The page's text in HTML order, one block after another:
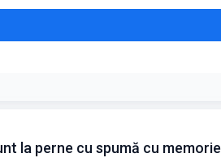
249 lei
la perne cu spumă cu memorie